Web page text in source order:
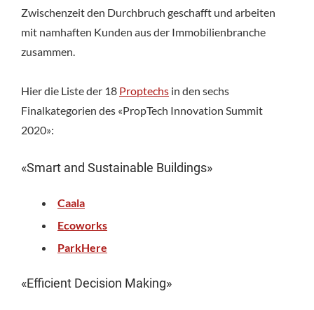
Zwischenzeit den Durchbruch geschafft und arbeiten
mit namhaften Kunden aus der Immobilienbranche
zusammen.
Hier die Liste der 18 Proptechs in den sechs
Finalkategorien des «PropTech Innovation Summit
2020»:
«Smart and Sustainable Buildings»
Caala
Ecoworks
ParkHere
«Efficient Decision Making»